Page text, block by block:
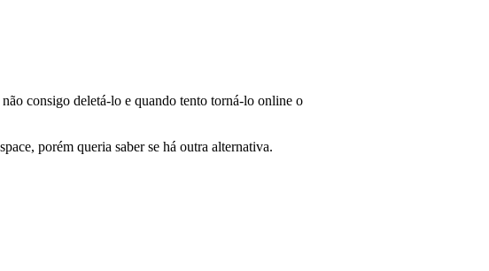
consigo deletá-lo e quando tento torná-lo online o
porém queria saber se há outra alternativa.